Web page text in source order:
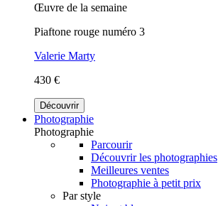
Œuvre de la semaine
Piaftone rouge numéro 3
Valerie Marty
430 €
Découvrir
Photographie
Photographie
Parcourir
Découvrir les photographies
Meilleures ventes
Photographie à petit prix
Par style